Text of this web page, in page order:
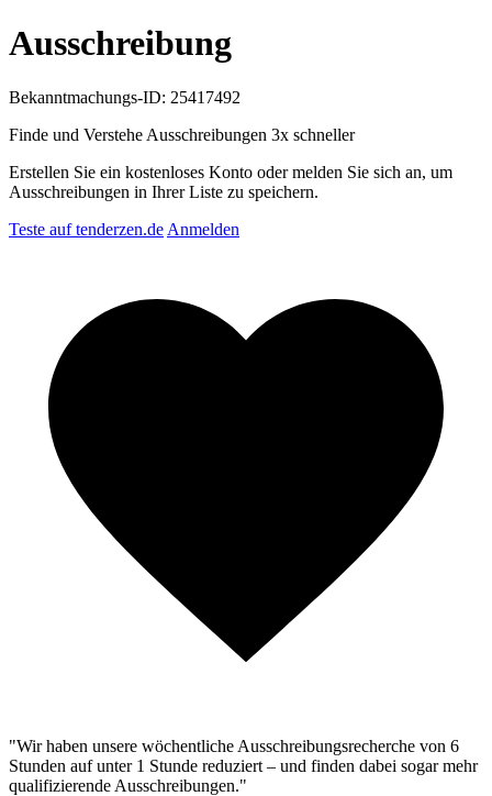
Ausschreibung
Bekanntmachungs-ID: 25417492
Finde und Verstehe Ausschreibungen 3x schneller
Erstellen Sie ein kostenloses Konto oder melden Sie sich an, um
Ausschreibungen in Ihrer Liste zu speichern.
Teste auf tenderzen.de Anmelden
"Wir haben unsere wöchentliche Ausschreibungsrecherche von 6
Stunden auf unter 1 Stunde reduziert – und finden dabei sogar mehr
qualifizierende Ausschreibungen."